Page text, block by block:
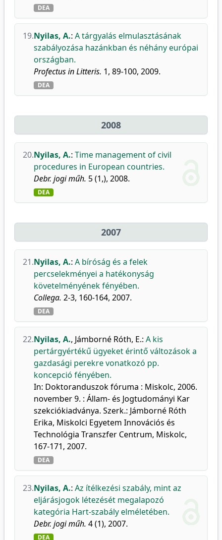
DEA
19.Nyilas, A.: A tárgyalás elmulasztásának
szabályozása hazánkban és néhány európai
országban.
Profectus in Litteris. 1, 89-100, 2009.
DEA
2008
20.Nyilas, A.: Time management of civil
procedures in European countries.
Debr. jogi műh. 5 (1,), 2008.
DEA
2007
21.Nyilas, A.: A bíróság és a felek
percselekményei a hatékonyság
követelményének fényében.
Collega. 2-3, 160-164, 2007.
DEA
22.Nyilas, A., Jámborné Róth, E.: A kis
pertárgyértékű ügyeket érintő változások a
gazdasági perekre vonatkozó pp.
koncepció fényében.
In: Doktoranduszok fóruma : Miskolc, 2006.
november 9. : Állam- és Jogtudományi Kar
szekciókiadványa. Szerk.: Jámborné Róth
Erika, Miskolci Egyetem Innovációs és
Technológia Transzfer Centrum, Miskolc,
167-171, 2007.
DEA
23.Nyilas, A.: Az ítélkezési szabály, mint az
eljárásjogok létezését megalapozó
kategória Hart-szabály elméletében.
Debr. jogi műh. 4 (1), 2007.
DEA